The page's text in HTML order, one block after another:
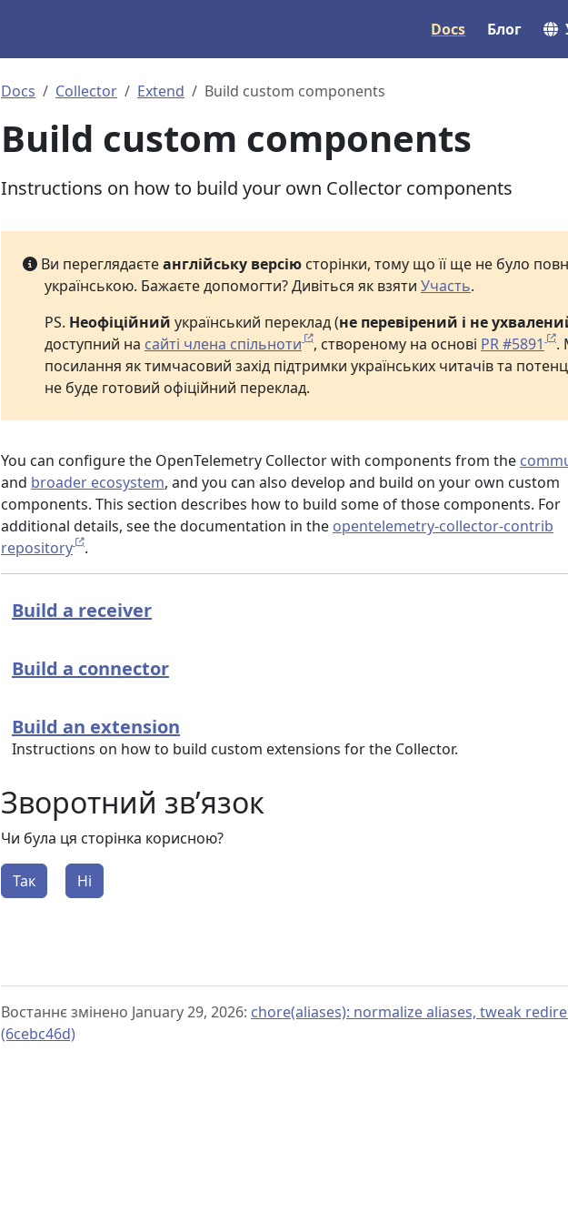
Docs Блог
Docs Collector Extend Build custom components
Build custom components
Instructions on how to build your own Collector components
Ви переглядаєтеанглійську версію сторінки, тому що її ще не було
українською. Бажаєте допомогти? Дивіться як взяти Участь.
PS. Неофіційний український переклад (не перевірений і не
доступний на сайті члена спільноти , створеному на основі PR #5891
.
посилання як тимчасовий захід підтримки українських читачів та
не буде готовий офіційний переклад.
You can configure the OpenTelemetry Collector with components from the
and broader ecosystem, and you can also develop and build on your own custom
components. This section describes how to build some of those components. For
additional details, see the documentation in the opentelemetry-collector-contrib
repository
.
Build a receiver
Build a connector
Build an extension
Instructions on how to build custom extensions for the Collector.
Зворотний зв’язок
Чи була ця сторінка корисною?
Так Ні
Востаннє змінено January 29, 2026: chore(aliases): normalize aliases, tweak
(6cebc46d)